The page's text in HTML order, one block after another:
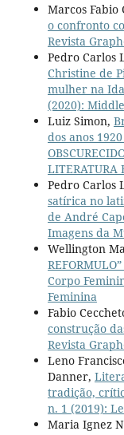
Marcos Fabio
o confronto
Revista
Pedro Carlos
Christine de
mulher na
(2020):
Luiz Simon,
dos anos 1920
LITERATURA
Pedro Carlos
satírica no
de André
Imagens da
Wellington
REFORMULO”
Corpo
Feminina
Fabio
construção
Revista
Leno
Danner,
tradição,
n. 1 (2019):
Maria Ignez